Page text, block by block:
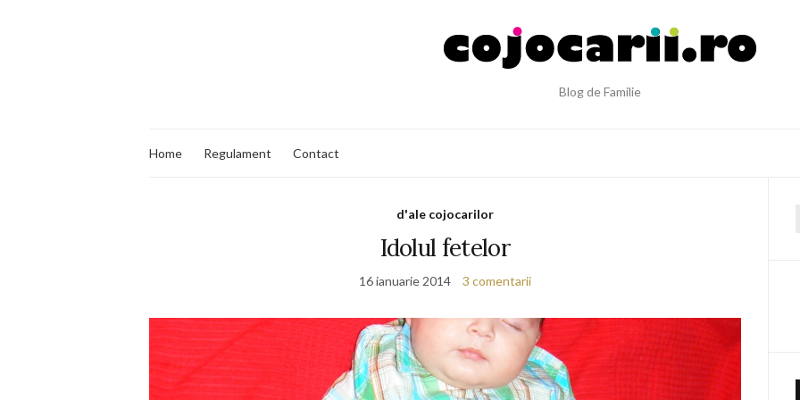
Blog de Familie
Home Regulament Contact
d'ale cojocarilor
Idolul fetelor
16 ianuarie 2014 3 comentarii